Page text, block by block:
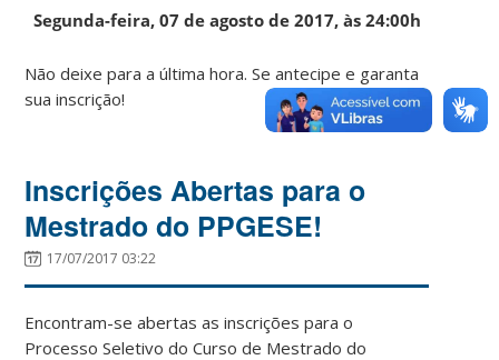
Segunda-feira, 07 de agosto de 2017, às 24:00h
Não deixe para a última hora. Se antecipe e garanta
sua inscrição!
Inscrições Abertas para o
Mestrado do PPGESE!
17/07/2017 03:22
Encontram-se abertas as inscrições para o
Processo Seletivo do Curso de Mestrado do